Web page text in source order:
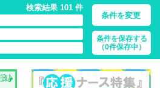
検索結果 101 件
条件を変更
条件を保存する
（0件保存中）
ート/正社員・パート
の 看護師求